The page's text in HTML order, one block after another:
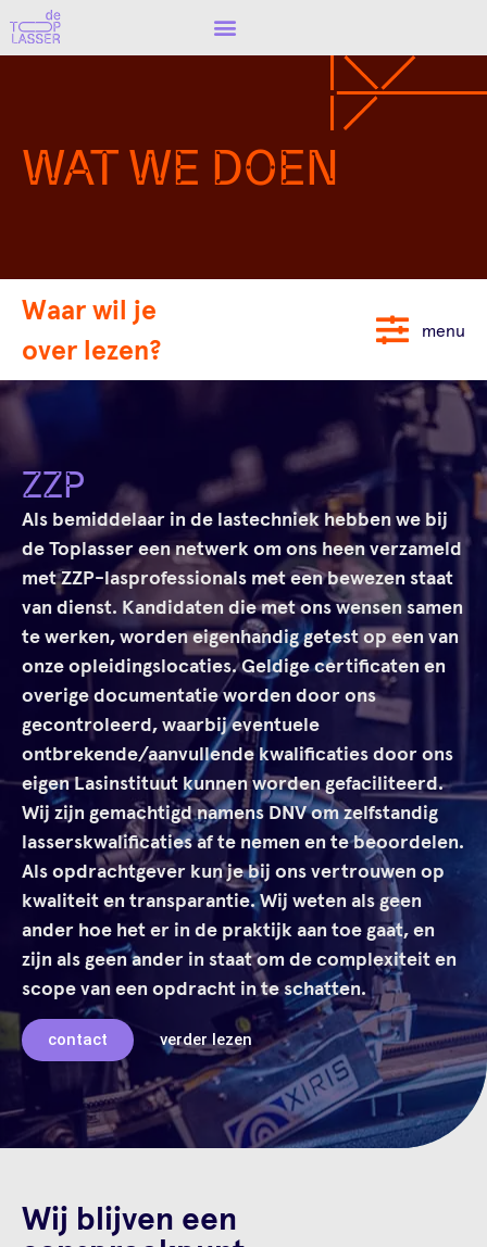
WAT WE DOEN
Waar wil je
over lezen?
menu
ZZP
Als bemiddelaar in de lastechniek hebben we bij
de Toplasser een netwerk om ons heen verzameld
met ZZP-lasprofessionals met een bewezen staat
van dienst. Kandidaten die met ons wensen samen
te werken, worden eigenhandig getest op een van
onze opleidingslocaties. Geldige certificaten en
overige documentatie worden door ons
gecontroleerd, waarbij eventuele
ontbrekende/aanvullende kwalificaties door ons
eigen Lasinstituut kunnen worden gefaciliteerd.
Wij zijn gemachtigd namens DNV om zelfstandig
lasserskwalificaties af te nemen en te beoordelen.
Als opdrachtgever kun je bij ons vertrouwen op
kwaliteit en transparantie. Wij weten als geen
ander hoe het er in de praktijk aan toe gaat, en
zijn als geen ander in staat om de complexiteit en
scope van een opdracht in te schatten.
contact verder lezen
Wij blijven een